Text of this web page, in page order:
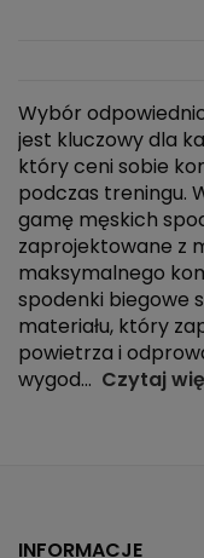
Wybór
jest kluczowy dla
który ceni sobie
podczas treningu.
gamę męskich
zaprojektowane z
maksymalnego
spodenki biegowe
materiału, który
powietrza i
wygod... Czytaj
INFORMACJE